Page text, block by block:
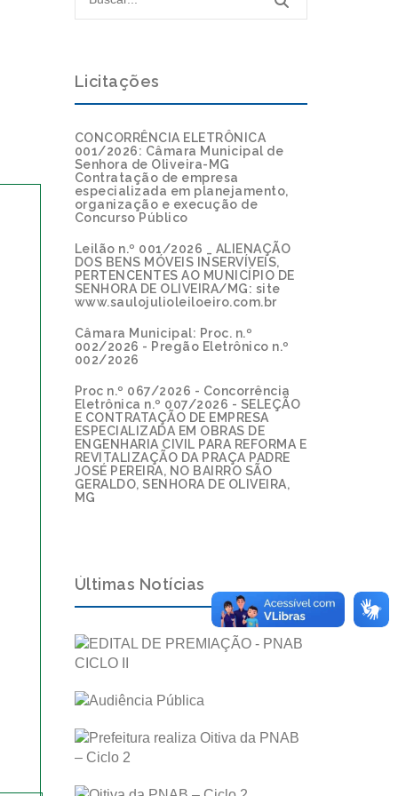
Licitações
CONCORRÊNCIA ELETRÔNICA
001/2026: Câmara Municipal de
Senhora de Oliveira-MG
Contratação de empresa
especializada em planejamento,
organização e execução de
Concurso Público
Leilão n.º 001/2026 _ ALIENAÇÃO
DOS BENS MÓVEIS INSERVÍVEIS,
PERTENCENTES AO MUNICÍPIO DE
SENHORA DE OLIVEIRA/MG: site
www.saulojulioleiloeiro.com.br
Câmara Municipal: Proc. n.º
002/2026 - Pregão Eletrônico n.º
002/2026
Proc n.º 067/2026 - Concorrência
Eletrônica n.º 007/2026 - SELEÇÃO
E CONTRATAÇÃO DE EMPRESA
ESPECIALIZADA EM OBRAS DE
ENGENHARIA CIVIL PARA REFORMA E
REVITALIZAÇÃO DA PRAÇA PADRE
JOSÉ PEREIRA, NO BAIRRO SÃO
GERALDO, SENHORA DE OLIVEIRA,
MG
Últimas Notícias